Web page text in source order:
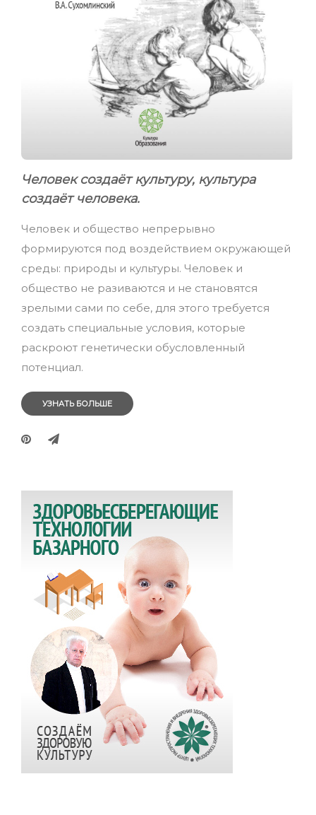
Человек создаёт культуру, культура
создаёт человека.
Человек и общество непрерывно
формируются под воздействием окружающей
среды: природы и культуры. Человек и
общество не разиваются и не становятся
зрелыми сами по себе, для этого требуется
создать специальные условия, которые
раскроют генетически обусловленный
потенциал.
УЗНАТЬ БОЛЬШЕ